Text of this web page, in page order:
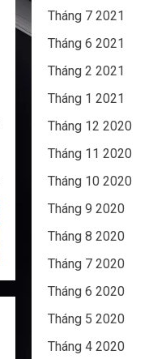
Tháng 7 2021
Tháng 6 2021
Tháng 2 2021
Tháng 1 2021
Tháng 12 2020
Tháng 11 2020
Tháng 10 2020
Tháng 9 2020
Tháng 8 2020
Tháng 7 2020
Tháng 6 2020
Tháng 5 2020
Tháng 4 2020